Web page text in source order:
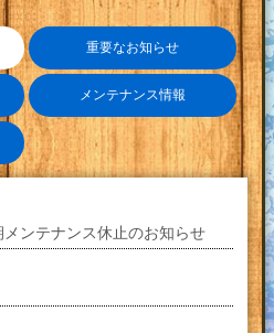
重要なお知らせ
メンテナンス情報
ンテナンス休止のお知らせ